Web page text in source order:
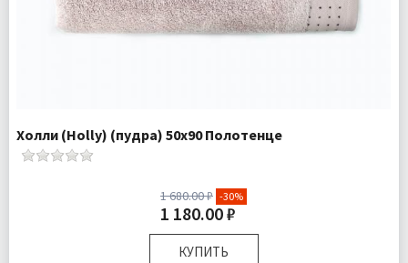
Холли (Holly) (пудра) 50х90 Полотенце
1 680.00 ₽ -30%
1 180.00 ₽
КУПИТЬ